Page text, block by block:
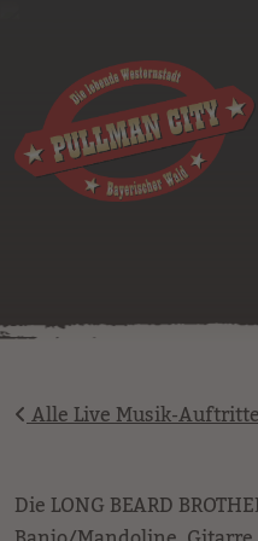
Alle Live Musik-
Die LONG BEARD